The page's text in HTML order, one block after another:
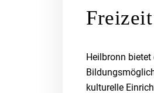
Heilbronn
kulturelle